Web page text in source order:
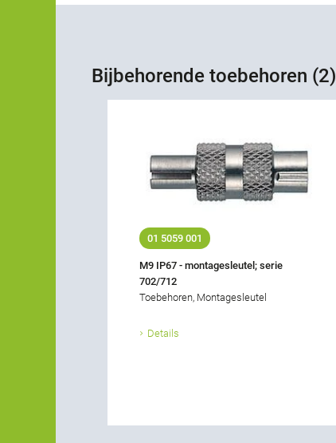
Bijbehorende toebehoren (2)
01 5059 001
M9 IP67 - montagesleutel; serie
702/712
Toebehoren, Montagesleutel
Details